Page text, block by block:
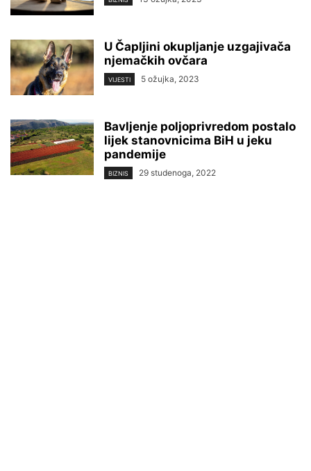
U Čapljini okupljanje uzgajivača
njemačkih ovčara
VIJESTI 5 ožujka, 2023
Bavljenje poljoprivredom postalo
lijek stanovnicima BiH u jeku
pandemije
BIZNIS 29 studenoga, 2022